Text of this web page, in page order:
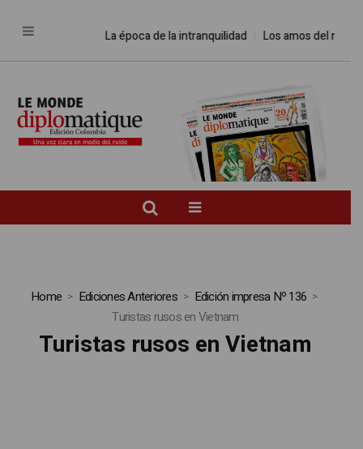
La época de la intranquilidad Los amos del mundo
Home Ediciones Anteriores
Edición impresa Nº 136
Turistas rusos en Vietnam
Turistas rusos en Vietnam